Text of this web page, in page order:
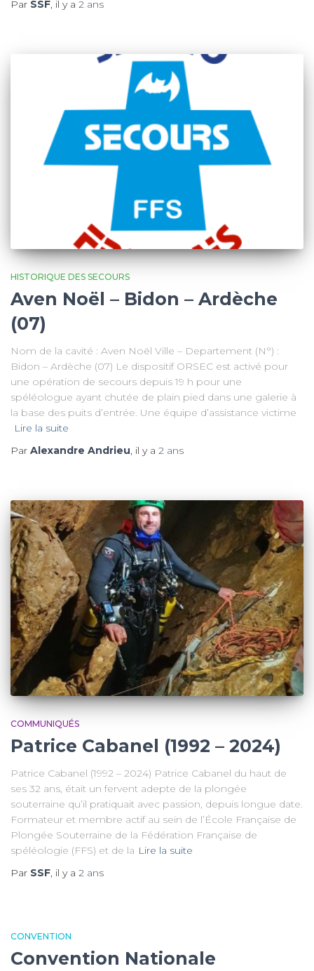
Par SSF, il y a 2 ans
HISTORIQUE DES SECOURS
Aven Noël – Bidon – Ardèche
(07)
Nom de la cavité : Aven Noël Ville – Departement (N°) :
Bidon – Ardèche (07) Le dispositif ORSEC est activé pour
une opération de secours depuis 19 h pour une
spéléologue ayant chutée de plain pied dans une galerie à
la base des puits d’entrée. Une équipe d’assistance victime
Lire la suite
Par Alexandre Andrieu, il y a 2 ans
COMMUNIQUÉS
Patrice Cabanel (1992 – 2024)
Patrice Cabanel (1992 – 2024) Patrice Cabanel du haut de
ses 32 ans, était un fervent adepte de la plongée
souterraine qu’il pratiquait avec passion, depuis longue date.
Formateur et membre actif au sein de l’École Française de
Plongée Souterraine de la Fédération Française de
spéléologie (FFS) et de la Lire la suite
Par SSF, il y a 2 ans
CONVENTION
Convention Nationale